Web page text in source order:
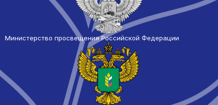
Министерство просвещения Российской Федерации